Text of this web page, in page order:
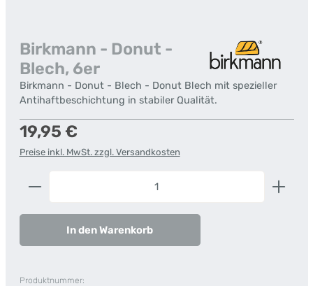
Birkmann - Donut -
Blech, 6er
Birkmann - Donut - Blech - Donut Blech mit spezieller
Antihaftbeschichtung in stabiler Qualität.
Regulärer Preis:
19,95 €
Preise inkl. MwSt. zzgl. Versandkosten
Produkt Anzahl: Gib den gewünschten Wert ein
In den Warenkorb
Produktnummer: